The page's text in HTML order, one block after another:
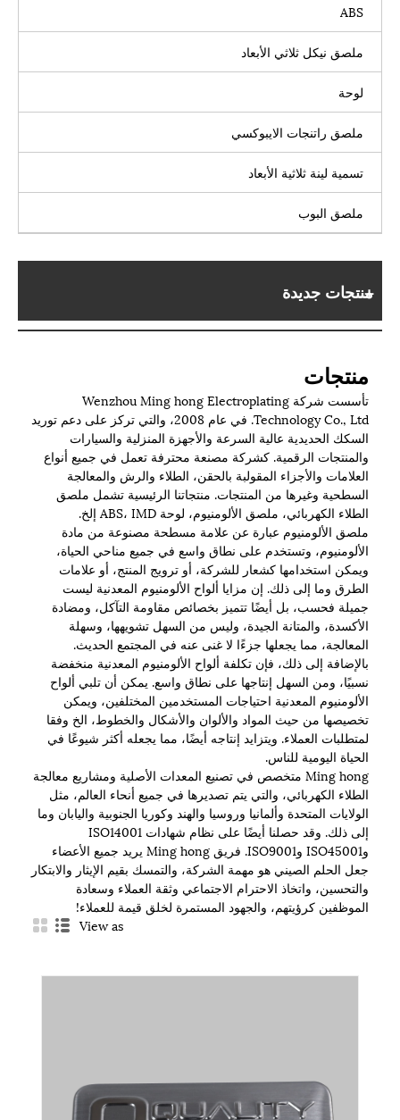
ABS
ملصق نيكل ثلاثي الأبعاد
لوحة
ملصق راتنجات الايبوكسي
تسمية لينة ثلاثية الأبعاد
ملصق البوب
منتجات جديدة
منتجات
تأسست شركة Wenzhou Ming hong Electroplating
Technology Co., Ltd. في عام 2008، والتي تركز على دعم توريد
السكك الحديدية عالية السرعة والأجهزة المنزلية والسيارات
والمنتجات الرقمية. كشركة مصنعة محترفة تعمل في جميع أنواع
العلامات والأجزاء المقولبة بالحقن، الطلاء والرش والمعالجة
السطحية وغيرها من المنتجات. منتجاتنا الرئيسية تشمل ملصق
الطلاء الكهربائي، ملصق الألومنيوم، لوحة ABS، IMD إلخ.
ملصق الألومنيوم عبارة عن علامة مسطحة مصنوعة من مادة
الألومنيوم، وتستخدم على نطاق واسع في جميع مناحي الحياة،
ويمكن استخدامها كشعار للشركة، أو ترويج المنتج، أو علامات
الطرق وما إلى ذلك. إن مزايا ألواح الألومنيوم المعدنية ليست
جميلة فحسب، بل أيضًا تتميز بخصائص مقاومة التآكل، ومضادة
الأكسدة، والمتانة الجيدة، وليس من السهل تشويهها، وسهلة
المعالجة، مما يجعلها جزءًا لا غنى عنه في المجتمع الحديث.
بالإضافة إلى ذلك، فإن تكلفة ألواح الألومنيوم المعدنية منخفضة
نسبيًا، ومن السهل إنتاجها على نطاق واسع. يمكن أن تلبي ألواح
الألومنيوم المعدنية احتياجات المستخدمين المختلفين، ويمكن
تخصيصها من حيث المواد والألوان والأشكال والخطوط، الخ وفقا
لمتطلبات العملاء. ويتزايد إنتاجه أيضًا، مما يجعله أكثر شيوعًا في
الحياة اليومية للناس.
Ming hong متخصص في تصنيع المعدات الأصلية ومشاريع معالجة
الطلاء الكهربائي، والتي يتم تصديرها في جميع أنحاء العالم، مثل
الولايات المتحدة وألمانيا وروسيا والهند وكوريا الجنوبية واليابان وما
إلى ذلك. وقد حصلنا أيضًا على نظام شهادات ISO14001
وISO45001 وISO9001. فريق Ming hong يريد جميع الأعضاء
جعل الحلم الصيني هو مهمة الشركة، والتمسك بقيم الإيثار والابتكار
والتحسين، واتخاذ الاحترام الاجتماعي وثقة العملاء وسعادة
الموظفين كرؤيتهم، والجهود المستمرة لخلق قيمة للعملاء!
View as